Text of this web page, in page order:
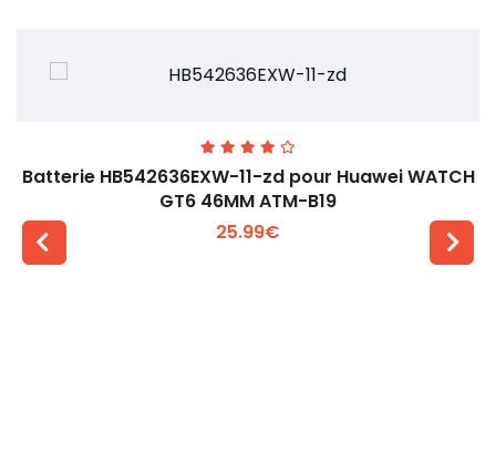
Batterie HB542636EXW-11-zd pour Huawei WATCH
GT6 46MM ATM-B19
25.99€